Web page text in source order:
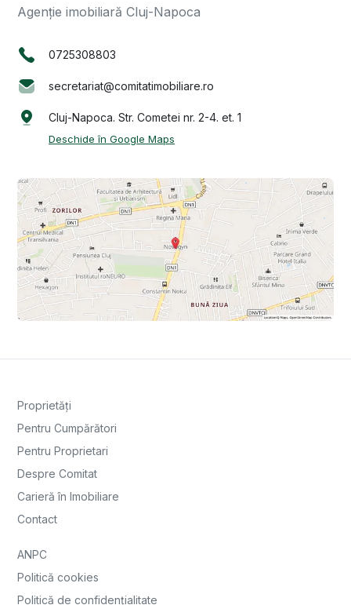
Agenție imobiliară Cluj-Napoca
0725308803
secretariat@comitatimobiliare.ro
Cluj-Napoca. Str. Cometei nr. 2-4. et. 1
Deschide în Google Maps
Proprietăți
Pentru Cumpărători
Pentru Proprietari
Despre Comitat
Carieră în Imobiliare
Contact
ANPC
Politică cookies
Politică de confidențialitate